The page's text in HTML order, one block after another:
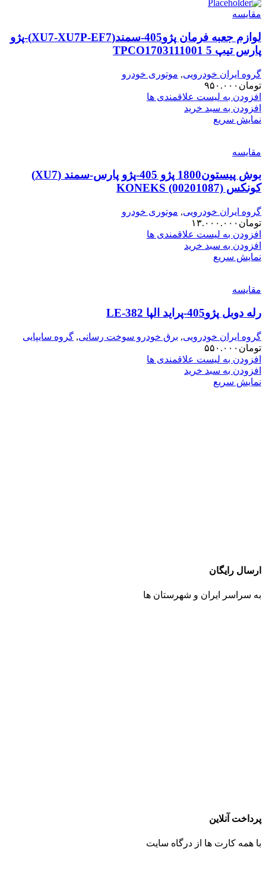
مقایسه
لوازم جعبه فرمان پژو405-سمند(XU7-XU7P-EF7)-پژو
پارس تیپ 5 TPCO1703111001
گروه ایران خودرویی, موتوری خودرو
تومان ۹۵۰.۰۰۰
افزودن به لیست علاقمندی ها
افزودن به سبد خرید
نمایش سریع
مقایسه
بوش پیستون1800 پژو 405-پژو پارس-سمند (XU7)
کونکس KONEKS (00201087)
گروه ایران خودرویی, موتوری خودرو
تومان ۱۳.۰۰۰.۰۰۰
افزودن به لیست علاقمندی ها
افزودن به سبد خرید
نمایش سریع
مقایسه
رله دوبل پژو405-پراید الپا LE-382
گروه ایران خودرویی, برق خودرو سوخت رسانی, گروه سایپایی
تومان ۵۵۰.۰۰۰
افزودن به لیست علاقمندی ها
افزودن به سبد خرید
نمایش سریع
ارسال رایگان
به سراسر ایران و شهرستان ها
پرداخت آنلاین
با همه کارت ها از درگاه سایت